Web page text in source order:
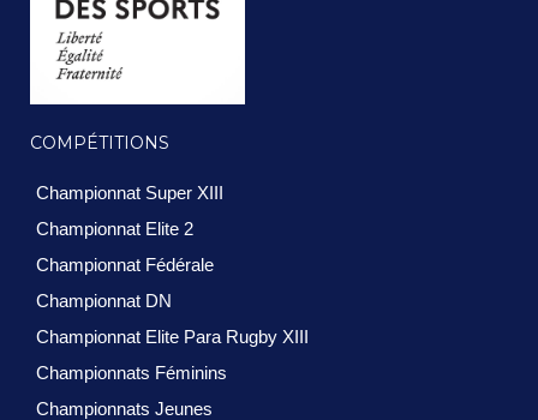
COMPÉTITIONS
Championnat Super XIII
Championnat Elite 2
Championnat Fédérale
Championnat DN
Championnat Elite Para Rugby XIII
Championnats Féminins
Championnats Jeunes